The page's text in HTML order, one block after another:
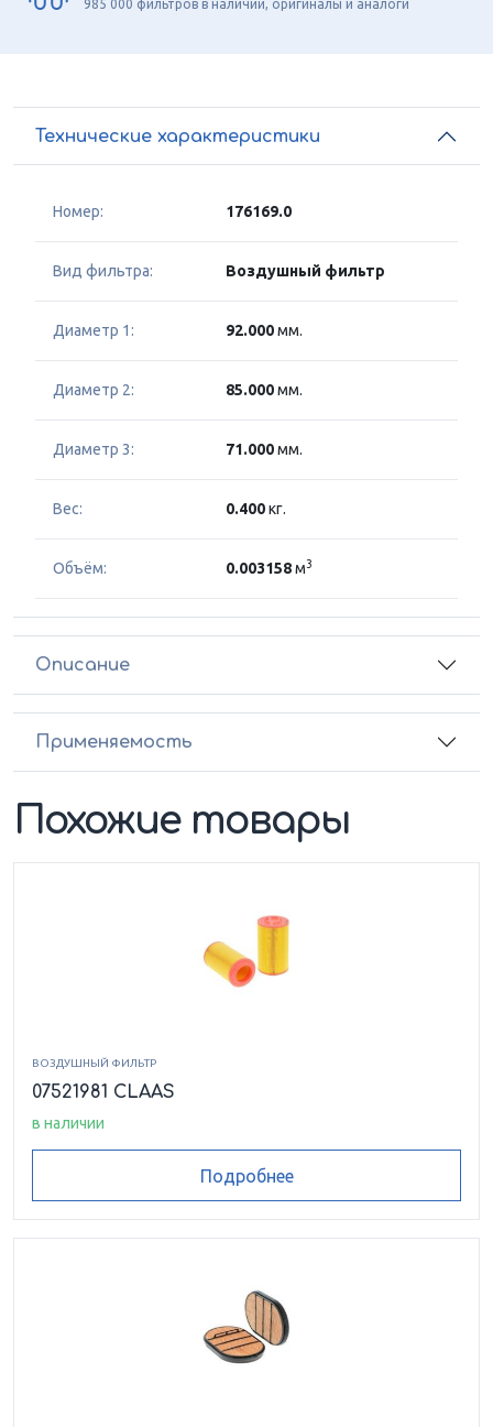
985 000 фильтров в наличии, оригиналы и аналоги
Технические характеристики
Номер: 176169.0
Вид фильтра: Воздушный фильтр
Диаметр 1: 92.000мм.
Диаметр 2: 85.000мм.
Диаметр 3: 71.000мм.
Вес: 0.400кг.
Объём: 0.003158м3
Описание
Применяемость
Похожие товары
ВОЗДУШНЫЙ ФИЛЬТР
07521981 CLAAS
в наличии
Подробнее